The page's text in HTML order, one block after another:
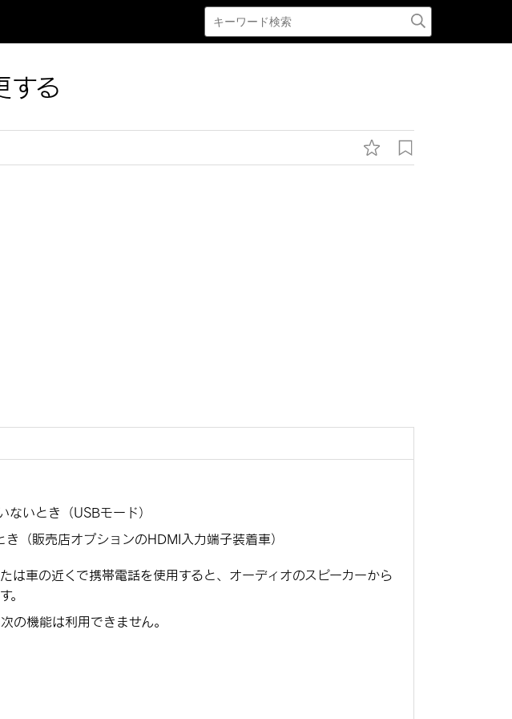
する
いとき（USBモード）
（販売店オプションのHDMI入力端子装着車）
は車の近くで携帯電話を使用すると、オーディオのスピーカーから
。
の機能は利用できません。